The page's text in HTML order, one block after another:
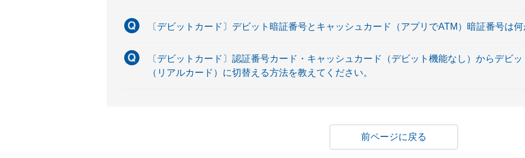
〔デビットカード〕デビット暗証番号とキャッシュカード（アプリでATM）暗証番号は何
〔デビットカード〕認証番号カード・キャッシュカード（デビット機能なし）からデビ
（リアルカード）に切替える方法を教えてください。
戻る